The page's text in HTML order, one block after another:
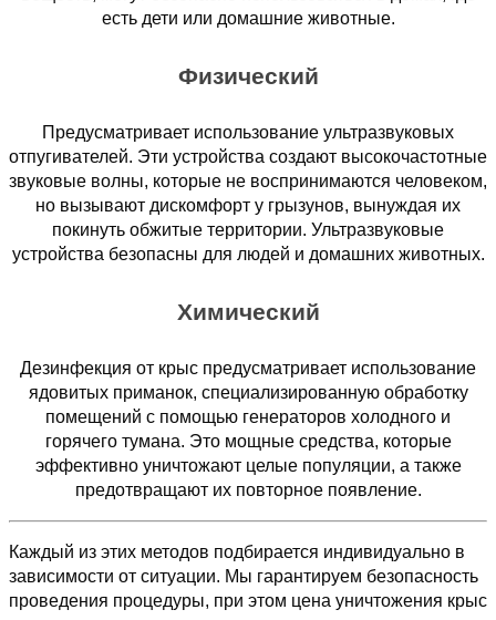
есть дети или домашние животные.
Физический
Предусматривает использование ультразвуковых
отпугивателей. Эти устройства создают высокочастотные
звуковые волны, которые не воспринимаются человеком,
но вызывают дискомфорт у грызунов, вынуждая их
покинуть обжитые территории. Ультразвуковые
устройства безопасны для людей и домашних животных.
Химический
Дезинфекция от крыс предусматривает использование
ядовитых приманок, специализированную обработку
помещений с помощью генераторов холодного и
горячего тумана. Это мощные средства, которые
эффективно уничтожают целые популяции, а также
предотвращают их повторное появление.
Каждый из этих методов подбирается индивидуально в
зависимости от ситуации. Мы гарантируем безопасность
проведения процедуры, при этом цена уничтожения крыс